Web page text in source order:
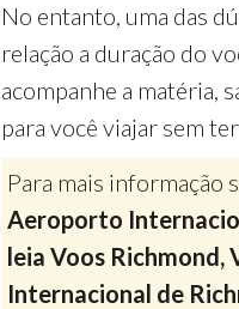
No entanto, uma das
relação a duração do
acompanhe a matéria,
para você viajar sem
Para mais informação
Aeroporto
leia Voos Richmond,
Internacional de